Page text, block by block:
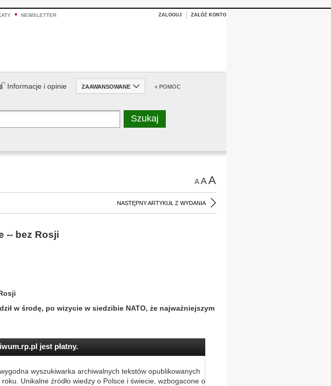
NEWSLETTER ZALOGUJ ZAŁÓŻ KONTO
Informacje i opinie ZAAWANSOWANE + POMOC
AAA
NASTĘPNY ARTYKUŁ Z WYDANIA
-- bez Rosji
w środę, po wizycie w siedzibie NATO, że najważniejszym
jest płatny.
wyszukiwarka archiwalnych tekstów opublikowanych
Unikalne źródło wiedzy o Polsce i świecie, wzbogacone o